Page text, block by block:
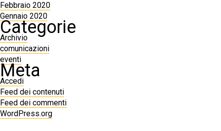
Febbraio 2020
Gennaio 2020
Categorie
Archivio
comunicazioni
eventi
Meta
Accedi
Feed dei contenuti
Feed dei commenti
WordPress.org